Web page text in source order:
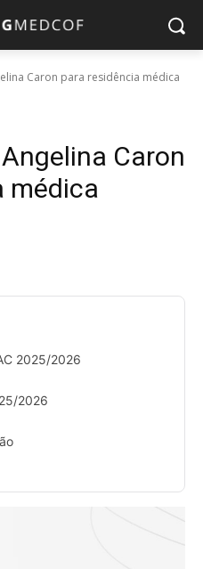
Caron para residência médica
Caron
médica
2025/2026
2026